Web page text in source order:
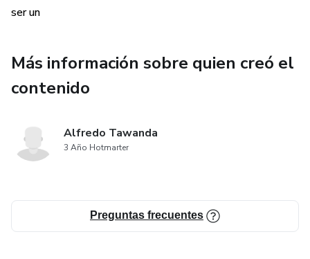
ser un
Más información sobre quien creó el
contenido
Alfredo Tawanda
3 Año Hotmarter
Preguntas frecuentes